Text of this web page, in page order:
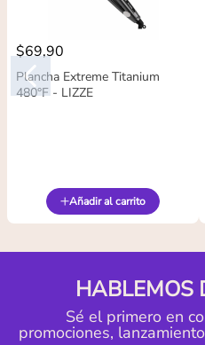
$69,90
Plancha Extreme Titanium
480°F - LIZZE
Añadir al carrito
HABLEMOS
Sé el primero en
promociones,